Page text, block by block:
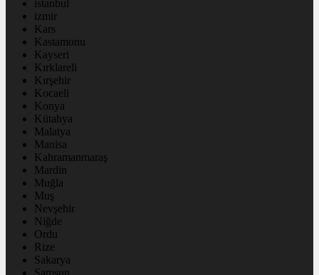
istanbul
izmir
Kars
Kastamonu
Kayseri
Kırklareli
Kırşehir
Kocaeli
Konya
Kütahya
Malatya
Manisa
Kahramanmaraş
Mardin
Muğla
Muş
Nevşehir
Niğde
Ordu
Rize
Sakarya
Samsun